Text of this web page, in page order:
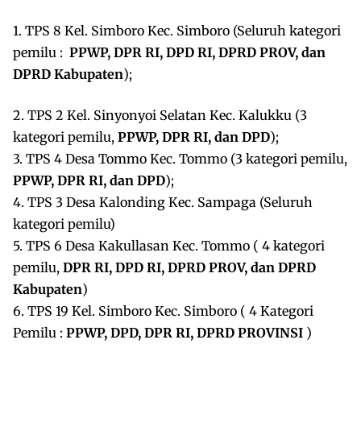
1. TPS 8 Kel. Simboro Kec. Simboro (Seluruh kategori
pemilu : PPWP, DPR RI, DPD RI, DPRD PROV, dan
DPRD Kabupaten);
2. ⁠TPS 2 Kel. Sinyonyoi Selatan Kec. Kalukku (3
kategori pemilu, PPWP, DPR RI, dan DPD);
3. ⁠TPS 4 Desa Tommo Kec. Tommo (3 kategori pemilu,
PPWP, DPR RI, dan DPD);
4. TPS 3 Desa Kalonding Kec. Sampaga (Seluruh
kategori pemilu)
5. TPS 6 Desa Kakullasan Kec. Tommo ( 4 kategori
pemilu, DPR RI, DPD RI, DPRD PROV, dan DPRD
Kabupaten)
6. TPS 19 Kel. Simboro Kec. Simboro ( 4 Kategori
Pemilu : PPWP, DPD, DPR RI, DPRD PROVINSI )